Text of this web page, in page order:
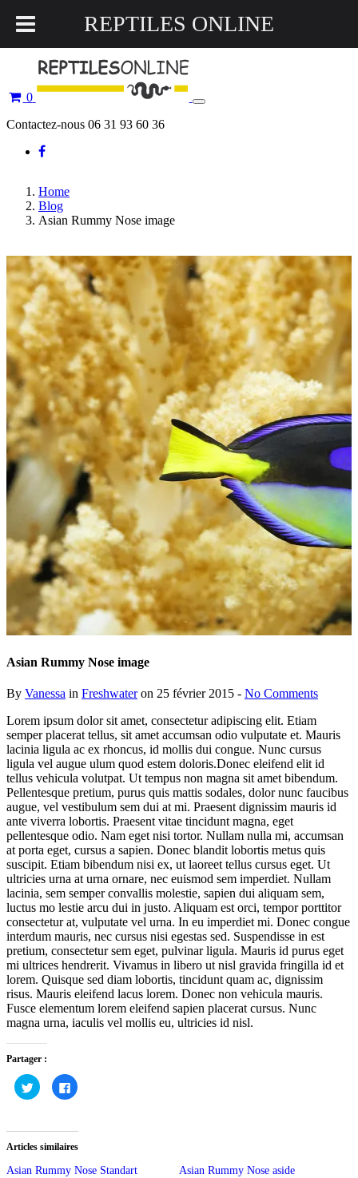
0
Toggle
Contactez-nous 06 31 93 60 36
Home
Blog
Asian Rummy Nose image
Asian Rummy Nose image
By Vanessa in Freshwateron 25 février 2015 - No Comments
Lorem ipsum dolor sit amet, consectetur adipiscing elit. Etiam
semper placerat tellus, sit amet accumsan odio vulputate et. Mauris
lacinia ligula ac ex rhoncus, id mollis dui congue. Nunc cursus
ligula vel augue ulum quod estem doloris.Donec eleifend elit id
tellus vehicula volutpat. Ut tempus non magna sit amet bibendum.
Pellentesque pretium, purus quis mattis sodales, dolor nunc faucibus
augue, vel vestibulum sem dui at mi. Praesent dignissim mauris id
ante viverra lobortis. Praesent vitae tincidunt magna, eget
pellentesque odio. Nam eget nisi tortor. Nullam nulla mi, accumsan
at porta eget, cursus a sapien. Donec blandit lobortis metus quis
suscipit. Etiam bibendum nisi ex, ut laoreet tellus cursus eget. Ut
ultricies urna at urna ornare, nec euismod sem imperdiet. Nullam
lacinia, sem semper convallis molestie, sapien dui aliquam sem,
luctus mo lestie arcu dui in justo. Aliquam est orci, tempor porttitor
consectetur at, vulputate vel urna. In eu imperdiet mi. Donec congue
interdum mauris, nec cursus nisi egestas sed. Suspendisse in est
pretium, consectetur sem eget, pulvinar ligula. Mauris id purus eget
mi ultrices hendrerit. Vivamus in libero ut nisl gravida fringilla id et
lorem. Quisque sed diam lobortis, tincidunt quam ac, dignissim
risus. Mauris eleifend lacus lorem. Donec non vehicula mauris.
Fusce elementum lorem eleifend sapien placerat cursus. Nunc
magna urna, iaculis vel mollis eu, ultricies id nisl.
Partager :
Cliquez
pour
partager
dans
une
nouvelle
Cliquez
pour
dans
nouvelle
Articles similaires
Asian Rummy Nose Standart
Asian Rummy Nose aside
REPTILES ONLINE